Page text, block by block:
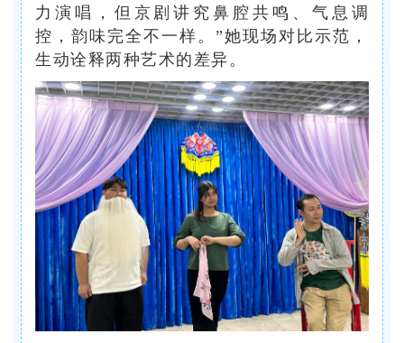
力演唱，但京剧讲究鼻腔共鸣、气息调
控，韵味完全不一样。”她现场对比示范，
生动诠释两种艺术的差异。